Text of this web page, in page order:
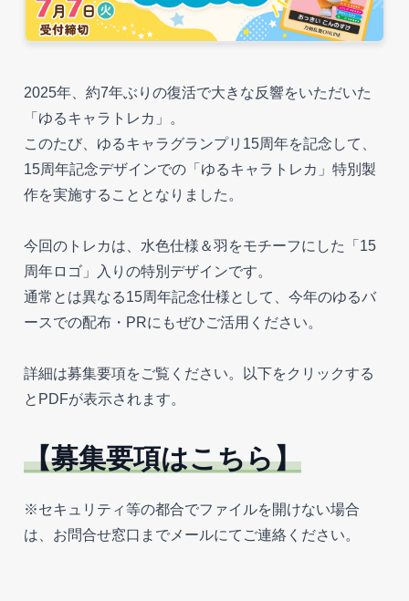
2025年、約7年ぶりの復活で大きな反響をいただいた
「ゆるキャラトレカ」。
このたび、ゆるキャラグランプリ15周年を記念して、
15周年記念デザインでの「ゆるキャラトレカ」特別製
作を実施することとなりました。
今回のトレカは、水色仕様＆羽をモチーフにした「15
周年ロゴ」入りの特別デザインです。
通常とは異なる15周年記念仕様として、今年のゆるバ
ースでの配布・PRにもぜひご活用ください。
詳細は募集要項をご覧ください。以下をクリックする
とPDFが表示されます。
【募集要項はこちら】
※セキュリティ等の都合でファイルを開けない場合
は、お問合せ窓口までメールにてご連絡ください。